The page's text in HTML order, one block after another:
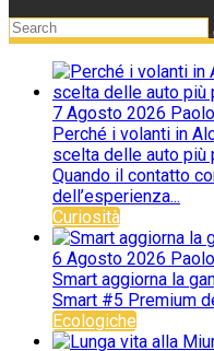
7 Agosto 2026
Perché i volanti in
scelta delle auto più
Quando il contatto
dell’esperienza...
Curiosità
6 Agosto 2026
Smart aggiorna la
Smart #5 Premium
Ecologiche